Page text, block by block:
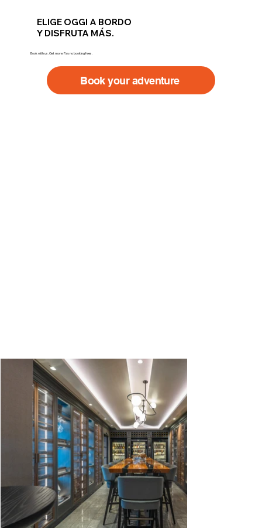
ELIGE OGGI A BORDO
Y DISFRUTA MÁS.
Book with us. Get more. Pay no booking fees.
Book your adventure